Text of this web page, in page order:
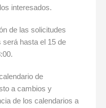
interesados.
de las solicitudes
hasta el 15 de
de
a cambios y
de los calendarios a